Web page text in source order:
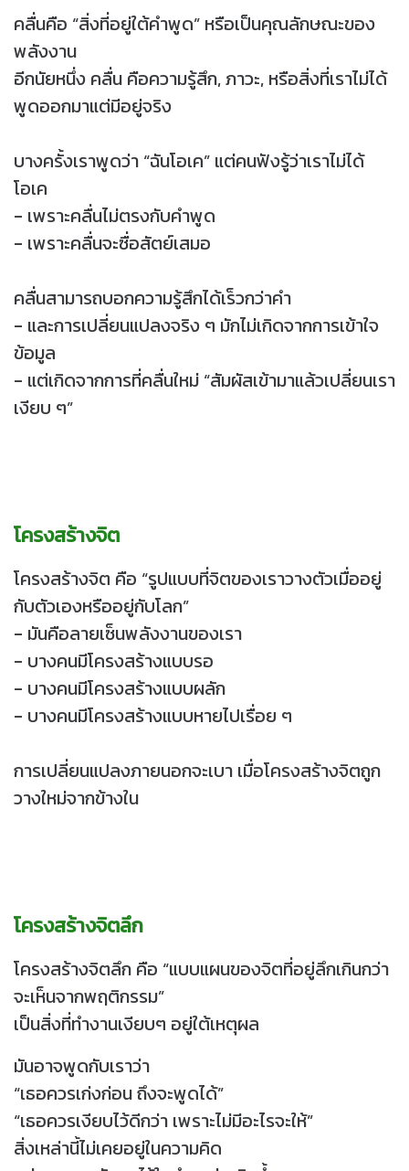
คลื่นคือ “สิ่งที่อยู่ใต้คำพูด” หรือเป็นคุณลักษณะของ
พลังงาน
อีกนัยหนึ่ง คลื่น คือความรู้สึก, ภาวะ, หรือสิ่งที่เราไม่ได้
พูดออกมาแต่มีอยู่จริง
บางครั้งเราพูดว่า “ฉันโอเค” แต่คนฟังรู้ว่าเราไม่ได้
โอเค
- เพราะคลื่นไม่ตรงกับคำพูด
- เพราะคลื่นจะซื่อสัตย์เสมอ
คลื่นสามารถบอกความรู้สึกได้เร็วกว่าคำ
- และการเปลี่ยนแปลงจริง ๆ มักไม่เกิดจากการเข้าใจ
ข้อมูล
- แต่เกิดจากการที่คลื่นใหม่ “สัมผัสเข้ามาแล้วเปลี่ยนเรา
เงียบ ๆ”
โครงสร้างจิต
โครงสร้างจิต คือ “รูปแบบที่จิตของเราวางตัวเมื่ออยู่
กับตัวเองหรืออยู่กับโลก”
- มันคือลายเซ็นพลังงานของเรา
- บางคนมีโครงสร้างแบบรอ
- บางคนมีโครงสร้างแบบผลัก
- บางคนมีโครงสร้างแบบหายไปเรื่อย ๆ
การเปลี่ยนแปลงภายนอกจะเบา เมื่อโครงสร้างจิตถูก
วางใหม่จากข้างใน
โครงสร้างจิตลึก
โครงสร้างจิตลึก คือ “แบบแผนของจิตที่อยู่ลึกเกินกว่า
จะเห็นจากพฤติกรรม”
เป็นสิ่งที่ทำงานเงียบๆ อยู่ใต้เหตุผล
มันอาจพูดกับเราว่า
“เธอควรเก่งก่อน ถึงจะพูดได้”
“เธอควรเงียบไว้ดีกว่า เพราะไม่มีอะไรจะให้”
สิ่งเหล่านี้ไม่เคยอยู่ในความคิด